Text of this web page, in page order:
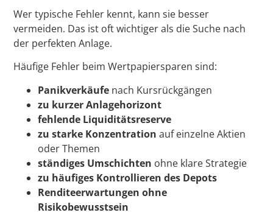
Wer typische Fehler kennt, kann sie besser
vermeiden. Das ist oft wichtiger als die Suche nach
der perfekten Anlage.
Häufige Fehler beim Wertpapiersparen sind:
Panikverkäufe nach Kursrückgängen
zu kurzer Anlagehorizont
fehlende Liquiditätsreserve
zu starke Konzentration auf einzelne Aktien
oder Themen
ständiges Umschichten ohne klare Strategie
zu häufiges Kontrollieren des Depots
Renditeerwartungen ohne
Risikobewusstsein